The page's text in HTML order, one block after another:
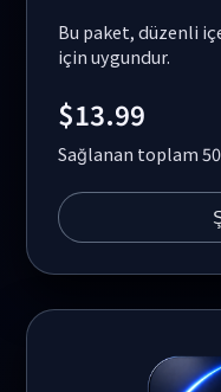
Bu paket, düzenli
için uygundur.
$13.99
Sağlanan toplam